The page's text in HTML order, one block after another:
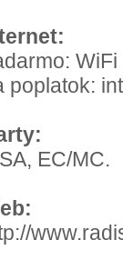
poplatok:
EC/MC.